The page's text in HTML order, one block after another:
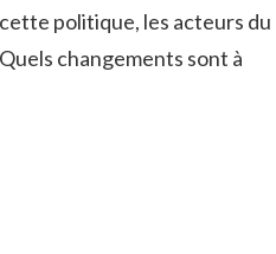
politique, les acteurs du
changements sont à